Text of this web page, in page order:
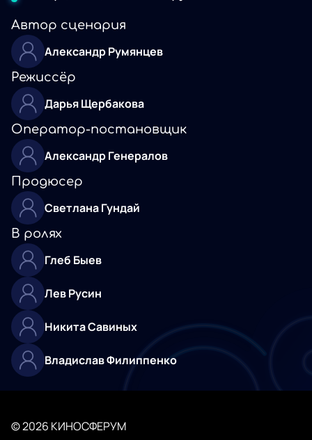
Автор сценария
Александр Румянцев
Режиссёр
Дарья Щербакова
Оператор-постановщик
Александр Генералов
Продюсер
Светлана Гундай
В ролях
Глеб Быев
Лев Русин
Никита Савиных
Владислав Филиппенко
© 2026 КИНОСФЕРУМ